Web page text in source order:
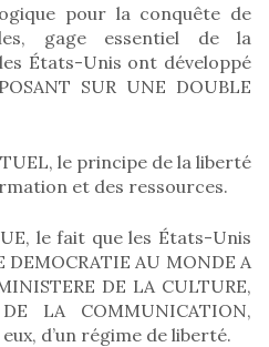
pour la conquête de
gage essentiel de la
États-Unis ont développé
SUR UNE DOUBLE
le principe de la liberté
et des ressources.
le fait que les États-Unis
DEMOCRATIE AU MONDE A
DE LA CULTURE,
LA COMMUNICATION,
d’un régime de liberté.